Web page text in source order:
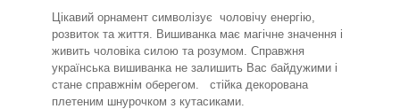
Цікавий орнамент символізує чоловічу енергію,
розвиток та життя. Вишиванка має магічне значення і
живить чоловіка силою та розумом. Справжня
українська вишиванка не залишить Вас байдужими і
стане справжнім оберегом. стійка декорована
плетеним шнурочком з кутасиками.